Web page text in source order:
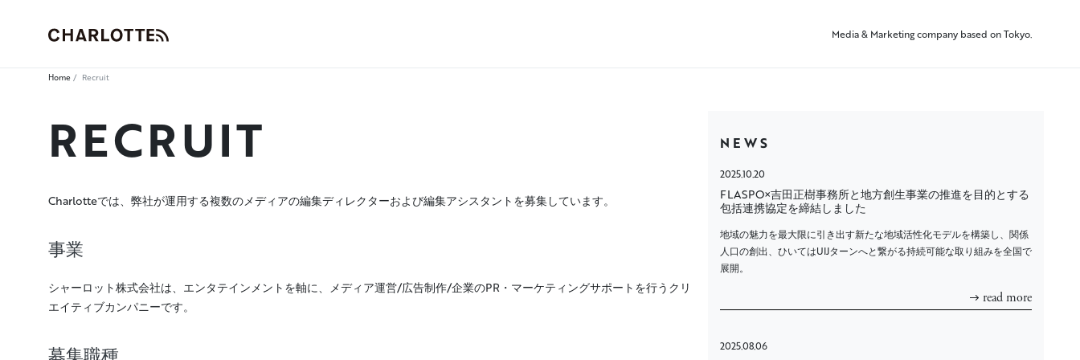
Media & Marketing company based on Tokyo.
Home Recruit
RECRUIT
Charlotteでは、弊社が運用する複数のメディアの編集ディレクターおよび編集アシスタントを募集しています。
事業
シャーロット株式会社は、エンタテインメントを軸に、メディア運営/広告制作/企業のPR・マーケティングサポートを行うクリ
エイティブカンパニーです。
募集職種
NEWS
2025.10.20
FLASPO×吉田正樹事務所と地方創生事業の推進を目的とする
包括連携協定を締結しました
地域の魅力を最大限に引き出す新たな地域活性化モデルを構築し、関係
人口の創出、ひいてはUIJターンへと繋がる持続可能な取り組みを全国で
展開。
read more
2025.08.06